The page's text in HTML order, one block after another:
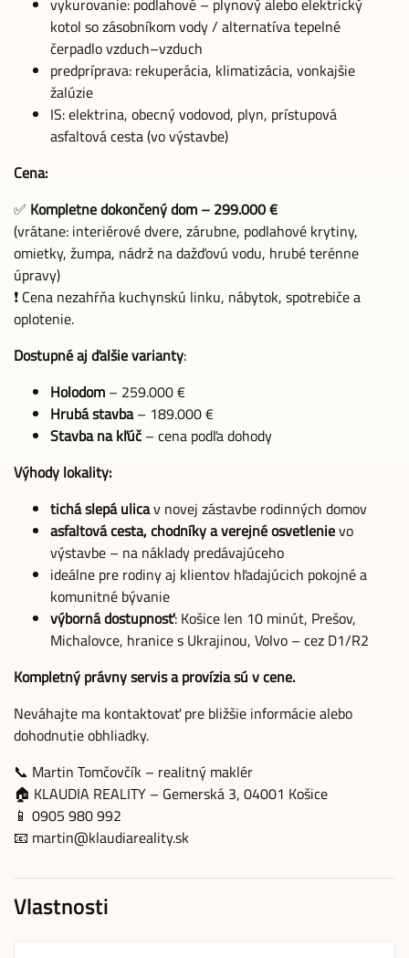
vykurovanie: podlahové – plynový alebo elektrický
kotol so zásobníkom vody / alternatíva tepelné
čerpadlo vzduch–vzduch
predpríprava: rekuperácia, klimatizácia, vonkajšie
žalúzie
IS: elektrina, obecný vodovod, plyn, prístupová
asfaltová cesta (vo výstavbe)
Cena:
✅ Kompletne dokončený dom – 299.000 €
(vrátane: interiérové dvere, zárubne, podlahové krytiny,
omietky, žumpa, nádrž na dažďovú vodu, hrubé terénne
úpravy)
❗ Cena nezahŕňa kuchynskú linku, nábytok, spotrebiče a
oplotenie.
Dostupné aj ďalšie varianty:
Holodom – 259.000 €
Hrubá stavba– 189.000 €
Stavba na kľúč – cena podľa dohody
Výhody lokality:
tichá slepá ulicav novej zástavbe rodinných domov
asfaltová cesta, chodníky a verejné osvetlenievo
výstavbe – na náklady predávajúceho
ideálne pre rodiny aj klientov hľadajúcich pokojné a
komunitné bývanie
výborná dostupnosť: Košice len 10 minút, Prešov,
Michalovce, hranice s Ukrajinou, Volvo – cez D1/R2
Kompletný právny servis a provízia sú v cene.
Neváhajte ma kontaktovať pre bližšie informácie alebo
dohodnutie obhliadky.
📞 Martin Tomčovčík – realitný maklér
🏠 KLAUDIA REALITY – Gemerská 3, 04001 Košice
📱 0905 980 992
📧 martin@klaudiareality.sk
Vlastnosti